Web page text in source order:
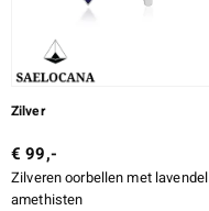
Zilver
€ 99,-
Zilveren oorbellen met lavendel
amethisten